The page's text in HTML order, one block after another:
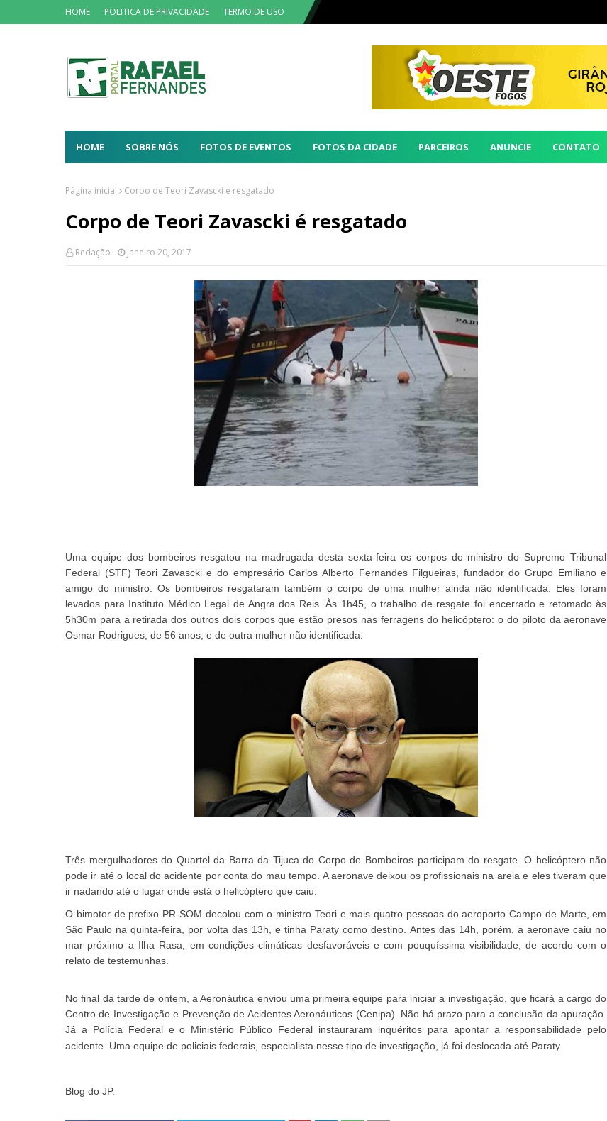
HOME POLITICA DE PRIVACIDADE TERMO DE USO
HOME SOBRE NÓS FOTOS DE EVENTOS FOTOS DA CIDADE PARCEIROS ANUNCIE CONTATO
Página inicial Corpo de Teori Zavascki é resgatado
Corpo de Teori Zavascki é resgatado
Redação Janeiro 20, 2017
Uma equipe dos bombeiros resgatou na madrugada desta sexta-feira os corpos do ministro do Supremo Tribunal
Federal (STF) Teori Zavascki e do empresário Carlos Alberto Fernandes Filgueiras, fundador do Grupo Emiliano e
amigo do ministro. Os bombeiros resgataram também o corpo de uma mulher ainda não identificada. Eles foram
levados para Instituto Médico Legal de Angra dos Reis. Às 1h45, o trabalho de resgate foi encerrado e retomado às
5h30m para a retirada dos outros dois corpos que estão presos nas ferragens do helicóptero: o do piloto da aeronave
Osmar Rodrigues, de 56 anos, e de outra mulher não identificada.
Três mergulhadores do Quartel da Barra da Tijuca do Corpo de Bombeiros participam do resgate. O helicóptero não
pode ir até o local do acidente por conta do mau tempo. A aeronave deixou os profissionais na areia e eles tiveram que
ir nadando até o lugar onde está o helicóptero que caiu.
O bimotor de prefixo PR-SOM decolou com o ministro Teori e mais quatro pessoas do aeroporto Campo de Marte, em
São Paulo na quinta-feira, por volta das 13h, e tinha Paraty como destino. Antes das 14h, porém, a aeronave caiu no
mar próximo a Ilha Rasa, em condições climáticas desfavoráveis e com pouquíssima visibilidade, de acordo com o
relato de testemunhas.
No final da tarde de ontem, a Aeronáutica enviou uma primeira equipe para iniciar a investigação, que ficará a cargo do
Centro de Investigação e Prevenção de Acidentes Aeronáuticos (Cenipa). Não há prazo para a conclusão da apuração.
Já a Polícia Federal e o Ministério Público Federal instauraram inquéritos para apontar a responsabilidade pelo
acidente. Uma equipe de policiais federais, especialista nesse tipo de investigação, já foi deslocada até Paraty.
Blog do JP.